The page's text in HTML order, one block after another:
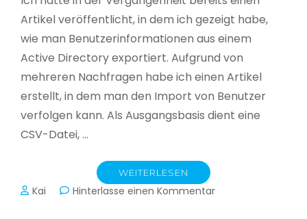
Artikel veröffentlicht, in dem ich gezeigt habe,
wie man Benutzerinformationen aus einem
Active Directory exportiert. Aufgrund von
mehreren Nachfragen habe ich einen Artikel
erstellt, in dem man den Import von Benutzer
verfolgen kann. Als Ausgangsbasis dient eine
CSV-Datei, …
WEITERLESEN
Kai Hinterlasse einen Kommentarzu